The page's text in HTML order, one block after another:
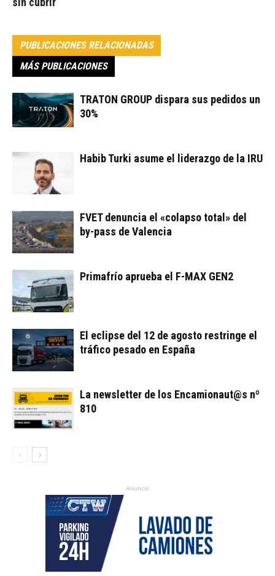
PUBLICACIONES RELACIONADAS
MÁS PUBLICACIONES
TRATON GROUP dispara sus pedidos un
30%
Habib Turki asume el liderazgo de la IRU
FVET denuncia el «colapso total» del
by-pass de Valencia
Primafrío aprueba el F-MAX GEN2
El eclipse del 12 de agosto restringe el
tráfico pesado en España
La newsletter de los Encamionaut@s nº
810
Anuncio